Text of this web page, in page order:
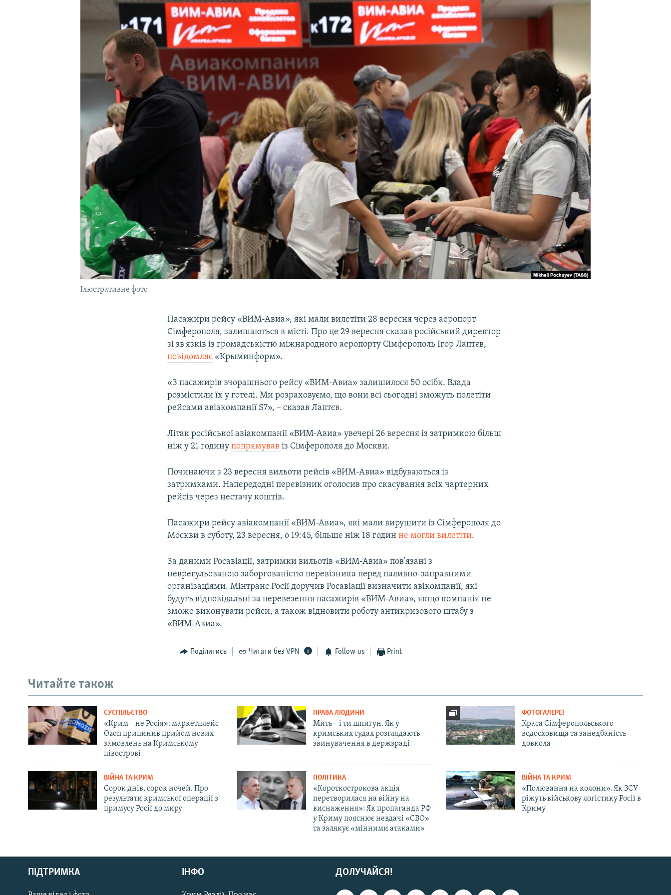
Русский
Qırımtatar
Ілюстративне фото
Пасажири рейсу «ВИМ-Авиа», які мали вилетіти 28 вересня через аеропорт
Сімферополя, залишаються в місті. Про це 29 вересня сказав російський директор
зі зв'язків із громадськістю міжнародного аеропорту Сімферополь Ігор Лаптєв,
повідомляє «Крыминформ».
«З пасажирів вчорашнього рейсу «ВИМ-Авиа» залишилося 50 осібк. Влада
розмістили їх у готелі. Ми розраховуємо, що вони всі сьогодні зможуть полетіти
рейсами авіакомпанії S7», – сказав Лаптєв.
Літак російської авіакомпанії «ВИМ-Авиа» увечері 26 вересня із затримкою більш
ніж у 21 годинупопрямував із Сімферополя до Москви.
Починаючи з 23 вересня вильоти рейсів «ВИМ-Авиа» відбуваються із
затримками. Напередодні перевізник оголосив про скасування всіх чартерних
рейсів через нестачу коштів.
Пасажири рейсу авіакомпанії «ВИМ-Авиа», які мали вирушити із Сімферополя до
Москви в суботу, 23 вересня, о 19:45, більше ніж 18 годинне могли вилетіти.
За даними Росавіації, затримки вильотів «ВИМ-Авиа» пов'язані з
неврегульованою заборгованістю перевізника перед паливно-заправними
організаціями. Мінтранс Росії доручив Росавіації визначити авікомпанії, які
будуть відповідальні за перевезення пасажирів «ВИМ-Авиа», якщо компанія не
зможе виконувати рейси, а також відновити роботу антикризового штабу з
«ВИМ-Авиа».
Поділитись Читати без VPN Follow us Print
Читайте також
СУСПІЛЬСТВО
«Крим – не Росія»: маркетплейс
Ozon припинив прийом нових
замовлень на Кримському
півострові
ПРАВА ЛЮДИНИ
Мить – і ти шпигун. Як у
кримських судах розглядають
звинувачення в держзраді
ФОТОГАЛЕРЕЇ
Краса Сімферопольського
водосховища та занедбаність
довкола
ВІЙНА ТА КРИМ
Сорок днів, сорок ночей. Про
результати кримської операції з
примусу Росії до миру
ПОЛІТИКА
«Короткострокова акція
перетворилася на війну на
виснаження»: Як пропаганда РФ
у Криму пояснює невдачі «СВО»
та залякує «мінними атаками»
ВІЙНА ТА КРИМ
«Полювання на колони». Як ЗСУ
ріжуть військову логістику Росії в
Криму
ДОЛУЧАЙСЯ!
ПІДТРИМКА ІНФО